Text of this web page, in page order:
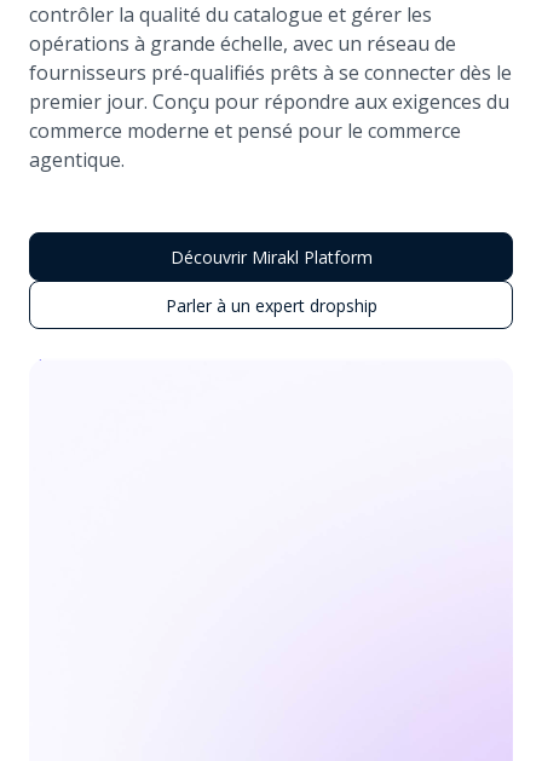
contrôler la qualité du catalogue et gérer les
opérations à grande échelle, avec un réseau de
fournisseurs pré-qualifiés prêts à se connecter dès le
premier jour. Conçu pour répondre aux exigences du
commerce moderne et pensé pour le commerce
agentique.
Découvrir Mirakl Platform
Parler à un expert dropship